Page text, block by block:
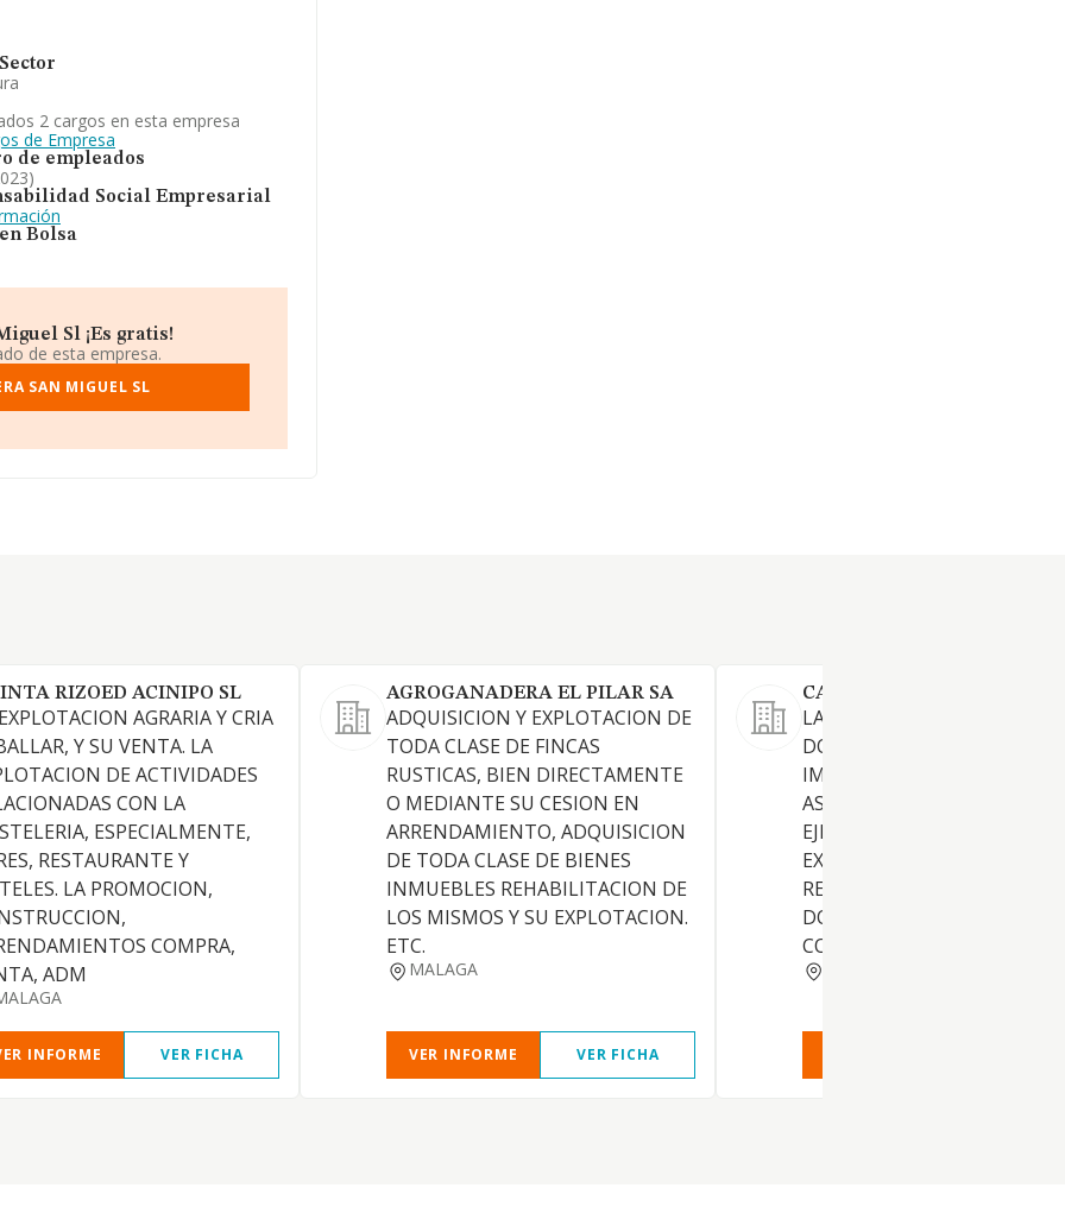
2 cargos en esta empresa
de Empresa
de empleados
Social Empresarial
Bolsa
Sl ¡Es gratis!
de esta empresa.
SAN MIGUEL SL
RIZOED ACINIPO SL
AGRARIA Y CRIA
Y SU VENTA. LA
DE ACTIVIDADES
CON LA
ESPECIALMENTE,
RESTAURANTE Y
LA PROMOCION,
COMPRA,
ADM
INFORME VER FICHA
AGROGANADERA EL PILAR SA
ADQUISICION Y EXPLOTACION DE
TODA CLASE DE FINCAS
RUSTICAS, BIEN DIRECTAMENTE
O MEDIANTE SU CESION EN
ARRENDAMIENTO, ADQUISICION
DE TODA CLASE DE BIENES
INMUEBLES REHABILITACION DE
LOS MISMOS Y SU EXPLOTACION.
ETC.
MALAGA
VER INFORME VER FICHA
CARDOSUR S.L.
LA CRIA DE ANIMALES
DOMESTICOS, SU COMECIO,
IMPORTACION Y
ASI COMO LA
EJECUCION DE CONCURSOS,
EXPOSICIONES, Y ACTOS
RELACIONADOS CON LOS
DOMESTICOS. LA
COMERCIO, IMPORTACION